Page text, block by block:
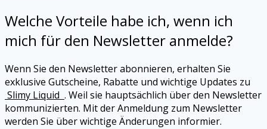
Welche Vorteile habe ich, wenn ich
mich für den Newsletter anmelde?
Wenn Sie den Newsletter abonnieren, erhalten Sie
exklusive Gutscheine, Rabatte und wichtige Updates zu
Slimy Liquid . Weil sie hauptsächlich über den Newsletter
kommunizierten. Mit der Anmeldung zum Newsletter
werden Sie über wichtige Änderungen informier.